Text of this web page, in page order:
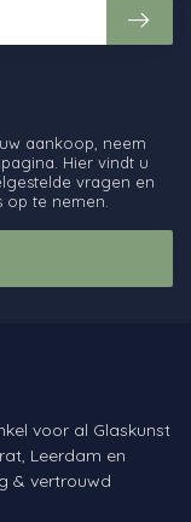
aankoop, neem
Hier vindt u
vragen en
op te nemen.
voor al Glaskunst
Leerdam en
& vertrouwd